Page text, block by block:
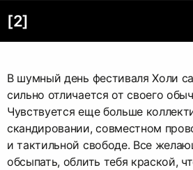
[2]
В шумный день фестиваля Холи
сильно отличается от своего
Чувствуется еще больше
скандировании, совместном
и тактильной свободе. Все
обсыпать, облить тебя краской,